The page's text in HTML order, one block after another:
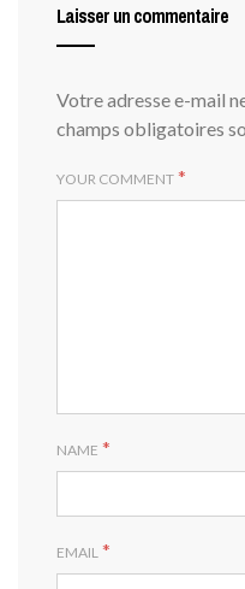
Laisser un commentaire
Votre adresse e-mail
champs obligatoires
YOUR COMMENT *
NAME *
EMAIL *